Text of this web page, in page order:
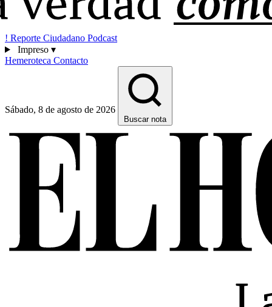
! Reporte Ciudadano Podcast
Impreso ▾
Hemeroteca Contacto
Sábado, 8 de agosto de 2026
Buscar nota